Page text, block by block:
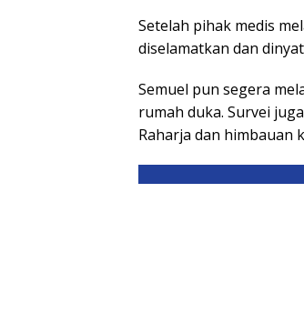
Setelah pihak medis
diselamatkan dan
Semuel pun segera
rumah duka. Survei
Raharja dan himbauan